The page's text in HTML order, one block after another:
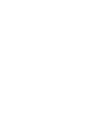
respondens
Et ait David
Et quis alius
custodisti
enim unus